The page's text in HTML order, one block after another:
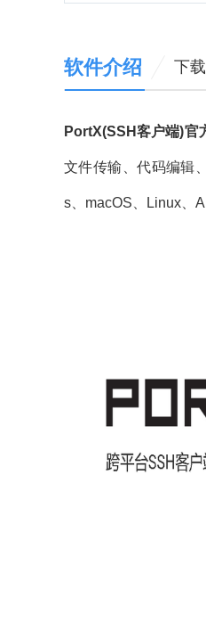
软件介绍 下
PortX(SSH客户端)官
文件传输、代码编辑
s、macOS、Linux、